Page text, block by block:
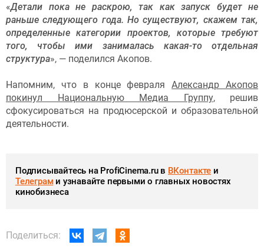
«Детали пока не раскрою, так как запуск будет не
раньше следующего года. Но существуют, скажем так,
определенные категории проектов, которые требуют
того, чтобы ими занималась какая-то отдельная
структура», — поделился Акопов.
Напомним, что в конце февраляАлександрАкопов
покинул Национальную Медиа Группу, решив
сфокусироваться на продюсерской и образовательной
деятельности.
Подписывайтесь на ProfiCinema.ru в ВКонтакте и
Телеграми узнавайте первыми о главных новостях
кинобизнеса
Поделиться: